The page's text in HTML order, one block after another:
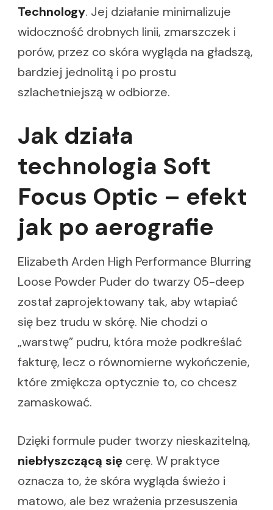
Technology. Jej działanie minimalizuje
widoczność drobnych linii, zmarszczek i
porów, przez co skóra wygląda na gładszą,
bardziej jednolitą i po prostu
szlachetniejszą w odbiorze.
Jak działa
technologia Soft
Focus Optic – efekt
jak po aerografie
Elizabeth Arden High Performance Blurring
Loose Powder Puder do twarzy 05-deep
został zaprojektowany tak, aby wtapiać
się bez trudu w skórę. Nie chodzi o
„warstwę” pudru, która może podkreślać
fakturę, lecz o równomierne wykończenie,
które zmiękcza optycznie to, co chcesz
zamaskować.
Dzięki formule puder tworzy nieskazitelną,
niebłyszczącą się cerę. W praktyce
oznacza to, że skóra wygląda świeżo i
matowo, ale bez wrażenia przesuszenia